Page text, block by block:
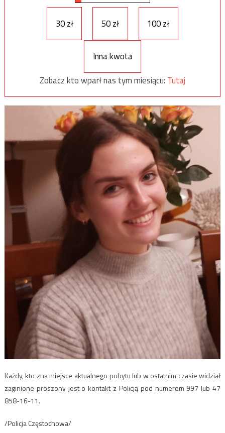
30 zł 50 zł 100 zł
Inna kwota
Zobacz kto wparł nas tym miesiącu: Tutaj
Każdy, kto zna miejsce aktualnego pobytu lub w ostatnim czasie widział
zaginione proszony jest o kontakt z Policją pod numerem 997 lub 47
858-16-11.
/Policja Częstochowa/